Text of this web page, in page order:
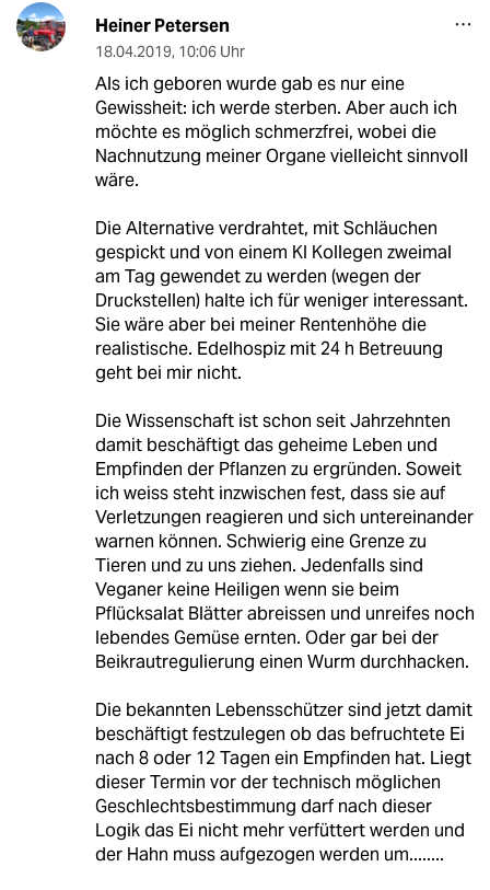
Heiner Petersen
18.04.2019, 10:06 Uhr
Als ich geboren wurde gab es nur eine
Gewissheit: ich werde sterben. Aber auch ich
möchte es möglich schmerzfrei, wobei die
Nachnutzung meiner Organe vielleicht sinnvoll
wäre.
Die Alternative verdrahtet, mit Schläuchen
gespickt und von einem KI Kollegen zweimal
am Tag gewendet zu werden (wegen der
Druckstellen) halte ich für weniger interessant.
Sie wäre aber bei meiner Rentenhöhe die
realistische. Edelhospiz mit 24 h Betreuung
geht bei mir nicht.
Die Wissenschaft ist schon seit Jahrzehnten
damit beschäftigt das geheime Leben und
Empfinden der Pflanzen zu ergründen. Soweit
ich weiss steht inzwischen fest, dass sie auf
Verletzungen reagieren und sich untereinander
warnen können. Schwierig eine Grenze zu
Tieren und zu uns ziehen. Jedenfalls sind
Veganer keine Heiligen wenn sie beim
Pflücksalat Blätter abreissen und unreifes noch
lebendes Gemüse ernten. Oder gar bei der
Beikrautregulierung einen Wurm durchhacken.
Die bekannten Lebensschützer sind jetzt damit
beschäftigt festzulegen ob das befruchtete Ei
nach 8 oder 12 Tagen ein Empfinden hat. Liegt
dieser Termin vor der technisch möglichen
Geschlechtsbestimmung darf nach dieser
Logik das Ei nicht mehr verfüttert werden und
der Hahn muss aufgezogen werden um........